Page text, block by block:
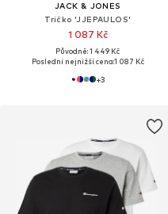
JACK & JONES
Tričko 'JJEPAULOS'
1 087 Kč
Původně: 1 449 Kč
Poslední nejnižší cena:1 087 Kč
+3